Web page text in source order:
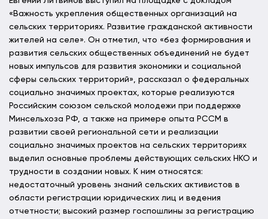
«Важность укрепления общественных организаций на
сельских территориях. Развитие гражданской активности
жителей на селе». Он отметил, что «без формирования и
развития сельских общественных объединений не будет
новых импульсов для развития экономики и социальной
сферы сельских территорий», рассказал о федеральных
социально значимых проектах, которые реализуются
Российским союзом сельской молодежи при поддержке
Минсельхоза РФ, а также на примере опыта РССМ в
развитии своей региональной сети и реализации
социально значимых проектов на сельских территориях
выделил основные проблемы действующих сельских НКО и
трудности в создании новых. К ним относятся:
недостаточный уровень знаний сельских активистов в
области регистрации юридических лиц и ведения
отчетности; высокий размер госпошлины за регистрацию